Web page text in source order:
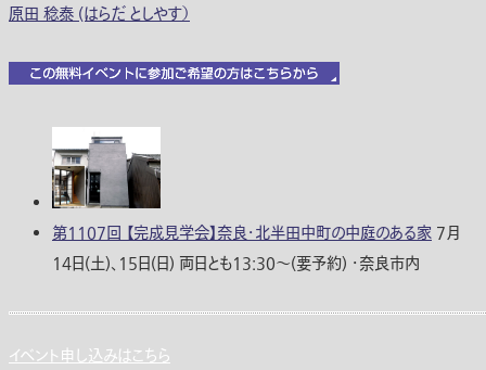
原田 稔泰 (はらだ としやす）
第1107回 【完成見学会】奈良・北半田中町の中庭のある家 7月
14日(土)、15日(日) 両日とも13:30〜(要予約) ・奈良市内
イベント申し込みはこちら